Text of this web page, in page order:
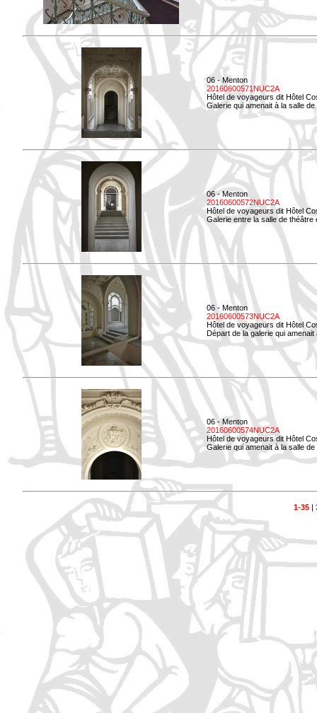
06 - Menton
20160600571NUC2A
Hôtel de voyageurs dit Hôtel
Galerie qui amenait à la salle de
06 - Menton
20160600572NUC2A
Hôtel de voyageurs dit Hôtel
Galerie entre la salle de théâtre
06 - Menton
20160600573NUC2A
Hôtel de voyageurs dit Hôtel
Départ de la galerie qui
06 - Menton
20160600574NUC2A
Hôtel de voyageurs dit Hôtel
Galerie qui amenait à la salle
1-35|